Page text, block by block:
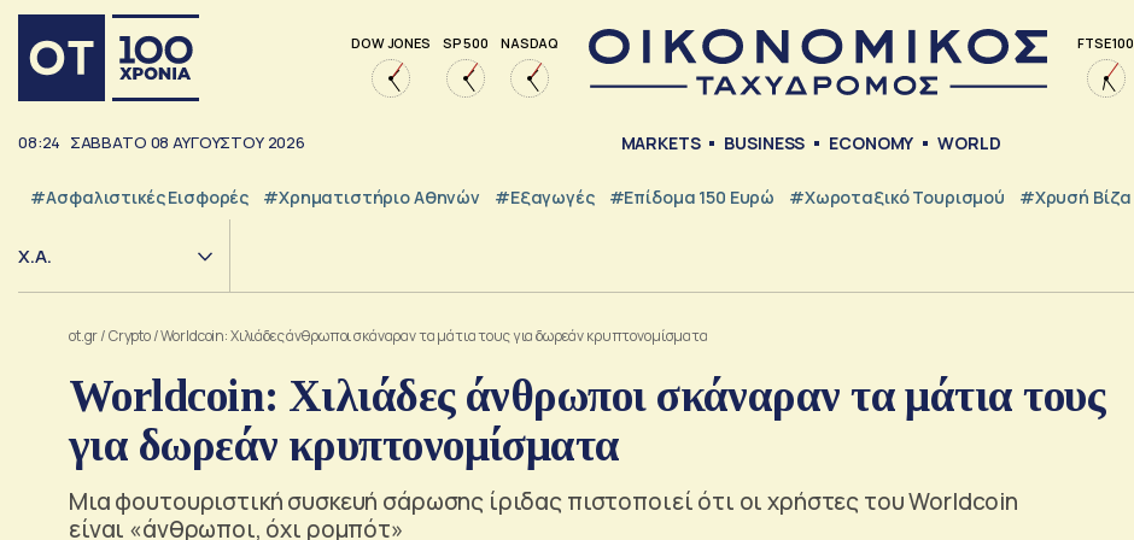
DOW JONES SP 500 NASDAQ FTSE 100
08:24 ΣΑΒΒΑΤΟ 08 ΑΥΓΟΥΣΤΟΥ 2026 MARKETS BUSINESS ECONOMY WORLD
#Ασφαλιστικές Εισφορές #Χρηματιστήριο Αθηνών #εξαγωγές #Επίδομα 150 Ευρώ #Χωροταξικό Τουρισμού #Χρυσή Βίζα
Χ.Α.
ot.gr/Crypto/Worldcoin: Χιλιάδες άνθρωποι σκάναραν τα μάτια τους για δωρεάν κρυπτονομίσματα
Worldcoin: Χιλιάδες άνθρωποι σκάναραν τα μάτια τους
για δωρεάν κρυπτονομίσματα
Μια φουτουριστική συσκευή σάρωσης ίριδας πιστοποιεί ότι οι χρήστες του Worldcoin
είναι «άνθρωποι, όχι ρομπότ»